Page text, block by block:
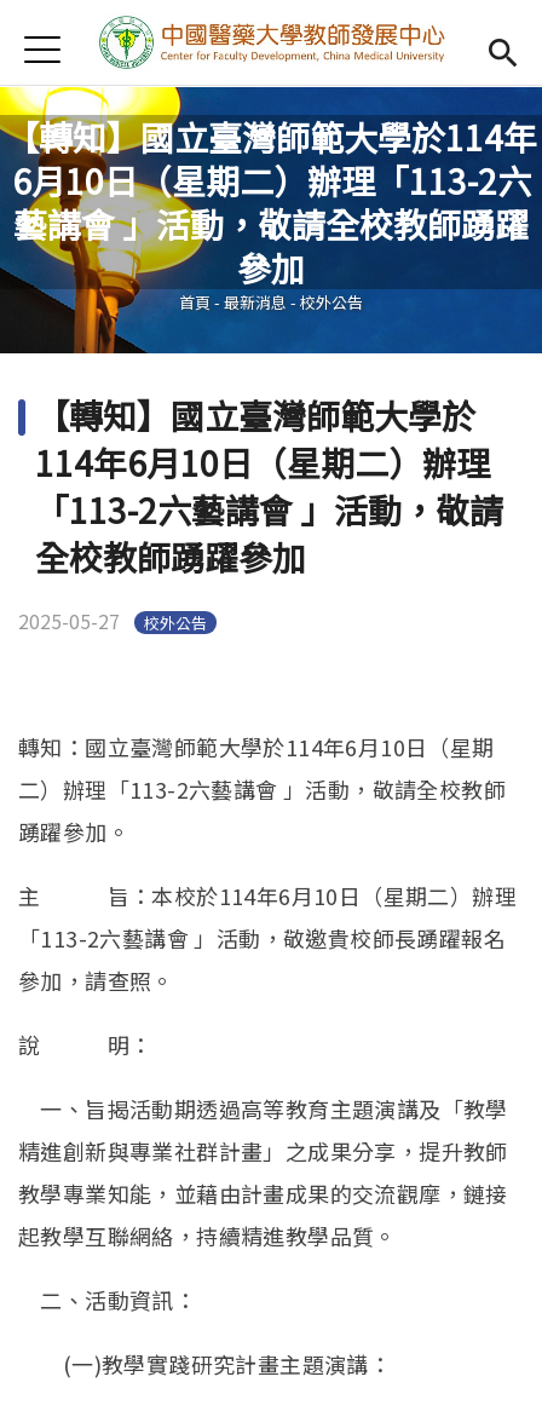
首頁
Open
認識我們
Open
教學研習
Open
新進教師
傑出教授
教師專業社群
Open
借用項目
Open
AI專區
Jump to Navigation
Jump to Main content
【轉知】國立臺灣師範大學於114年
6月10日（星期二）辦理「113-2六
藝講會 」活動，敬請全校教師踴躍
參加
您在這裡
首頁 - 最新消息 - 校外公告
【轉知】國立臺灣師範大學於
114年6月10日（星期二）辦理
「113-2六藝講會 」活動，敬請
全校教師踴躍參加
2025-05-27 校外公告
轉知：國立臺灣師範大學於114年6月10日（星期
二）辦理「113-2六藝講會 」活動，敬請全校教師
踴躍參加。
主 旨：本校於114年6月10日（星期二）辦理
「113-2六藝講會 」活動，敬邀貴校師長踴躍報名
參加，請查照。
說 明：
一、旨揭活動期透過高等教育主題演講及「教學
精進創新與專業社群計畫」之成果分享，提升教師
教學專業知能，並藉由計畫成果的交流觀摩，鏈接
起教學互聯網絡，持續精進教學品質。
二、活動資訊：
(一)教學實踐研究計畫主題演講：